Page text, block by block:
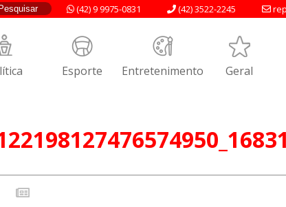
(42) 3522-2245
(42) 9 9975-0831
Esporte Entretenimento Geral